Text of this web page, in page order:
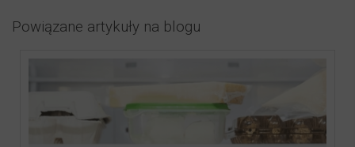
Powiązane artykuły na blogu